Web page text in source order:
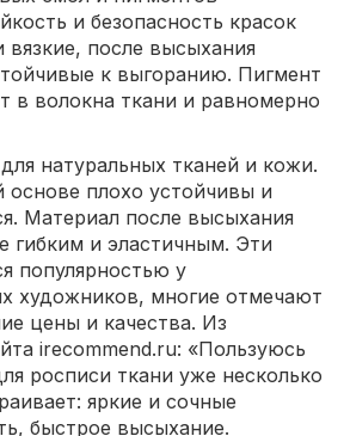
и безопасность красок
вязкие, после высыхания
к выгоранию. Пигмент
в волокна ткани и равномерно
натуральных тканей и кожи.
основе плохо устойчивы и
Материал после высыхания
гибким и эластичным. Эти
популярностью у
художников, многие отмечают
цены и качества. Из
irecommend.ru: «Пользуюсь
росписи ткани уже несколько
яркие и сочные
быстрое высыхание.